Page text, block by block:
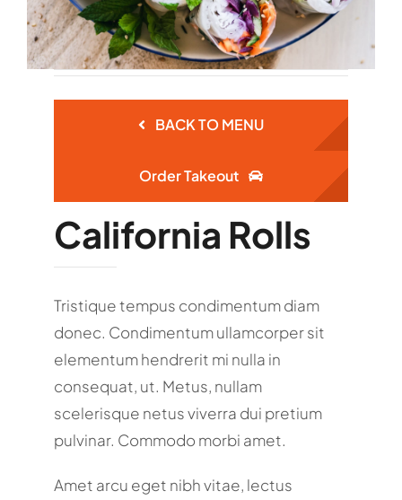
BACK TO MENU
Order Takeout
California Rolls
Tristique tempus condimentum diam
donec. Condimentum ullamcorper sit
elementum hendrerit mi nulla in
consequat, ut. Metus, nullam
scelerisque netus viverra dui pretium
pulvinar. Commodo morbi amet.
Amet arcu eget nibh vitae, lectus